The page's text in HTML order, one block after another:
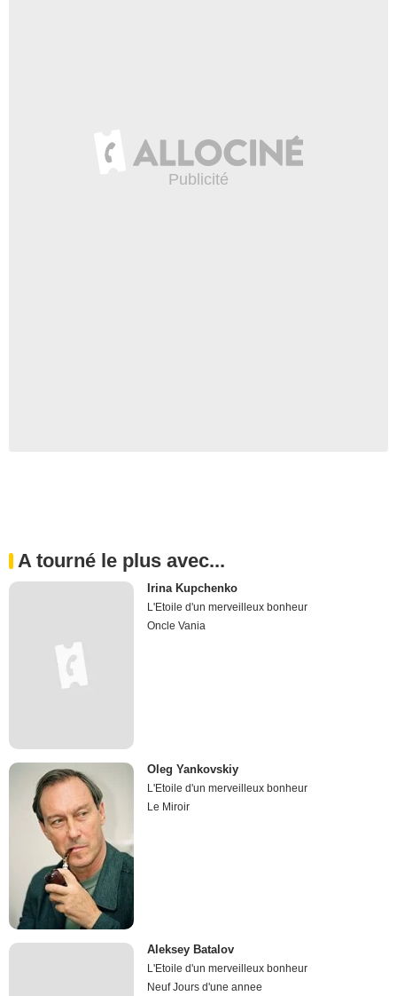
A tourné le plus avec...
Irina Kupchenko
L'Etoile d'un merveilleux bonheur
Oncle Vania
Oleg Yankovskiy
L'Etoile d'un merveilleux bonheur
Le Miroir
Aleksey Batalov
L'Etoile d'un merveilleux bonheur
Neuf Jours d'une annee